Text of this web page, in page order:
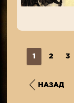
1 2 3
НАЗАД